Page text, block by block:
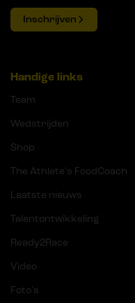
Inschrijven
Handige links
Team
Wedstrijden
Shop
The Athlete's FoodCoach
Laatste nieuws
Talentontwikkeling
Ready2Race
Video
Foto's